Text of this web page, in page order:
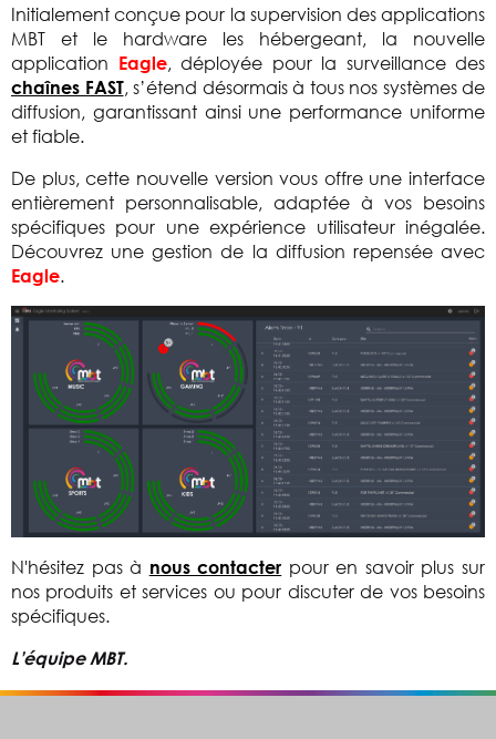
Initialement conçue pour la supervision des applications
MBT et le hardware les hébergeant, la nouvelle
application Eagle, déployée pour la surveillance des
chaînes FAST, s’étend désormais à tous nos systèmes de
diffusion, garantissant ainsi une performance uniforme
et fiable.
De plus, cette nouvelle version vous offre une interface
entièrement personnalisable, adaptée à vos besoins
spécifiques pour une expérience utilisateur inégalée.
Découvrez une gestion de la diffusion repensée avec
Eagle.
N'hésitez pas à nous contacter pour en savoir plus sur
nos produits et services ou pour discuter de vos besoins
spécifiques.
L’équipe MBT.